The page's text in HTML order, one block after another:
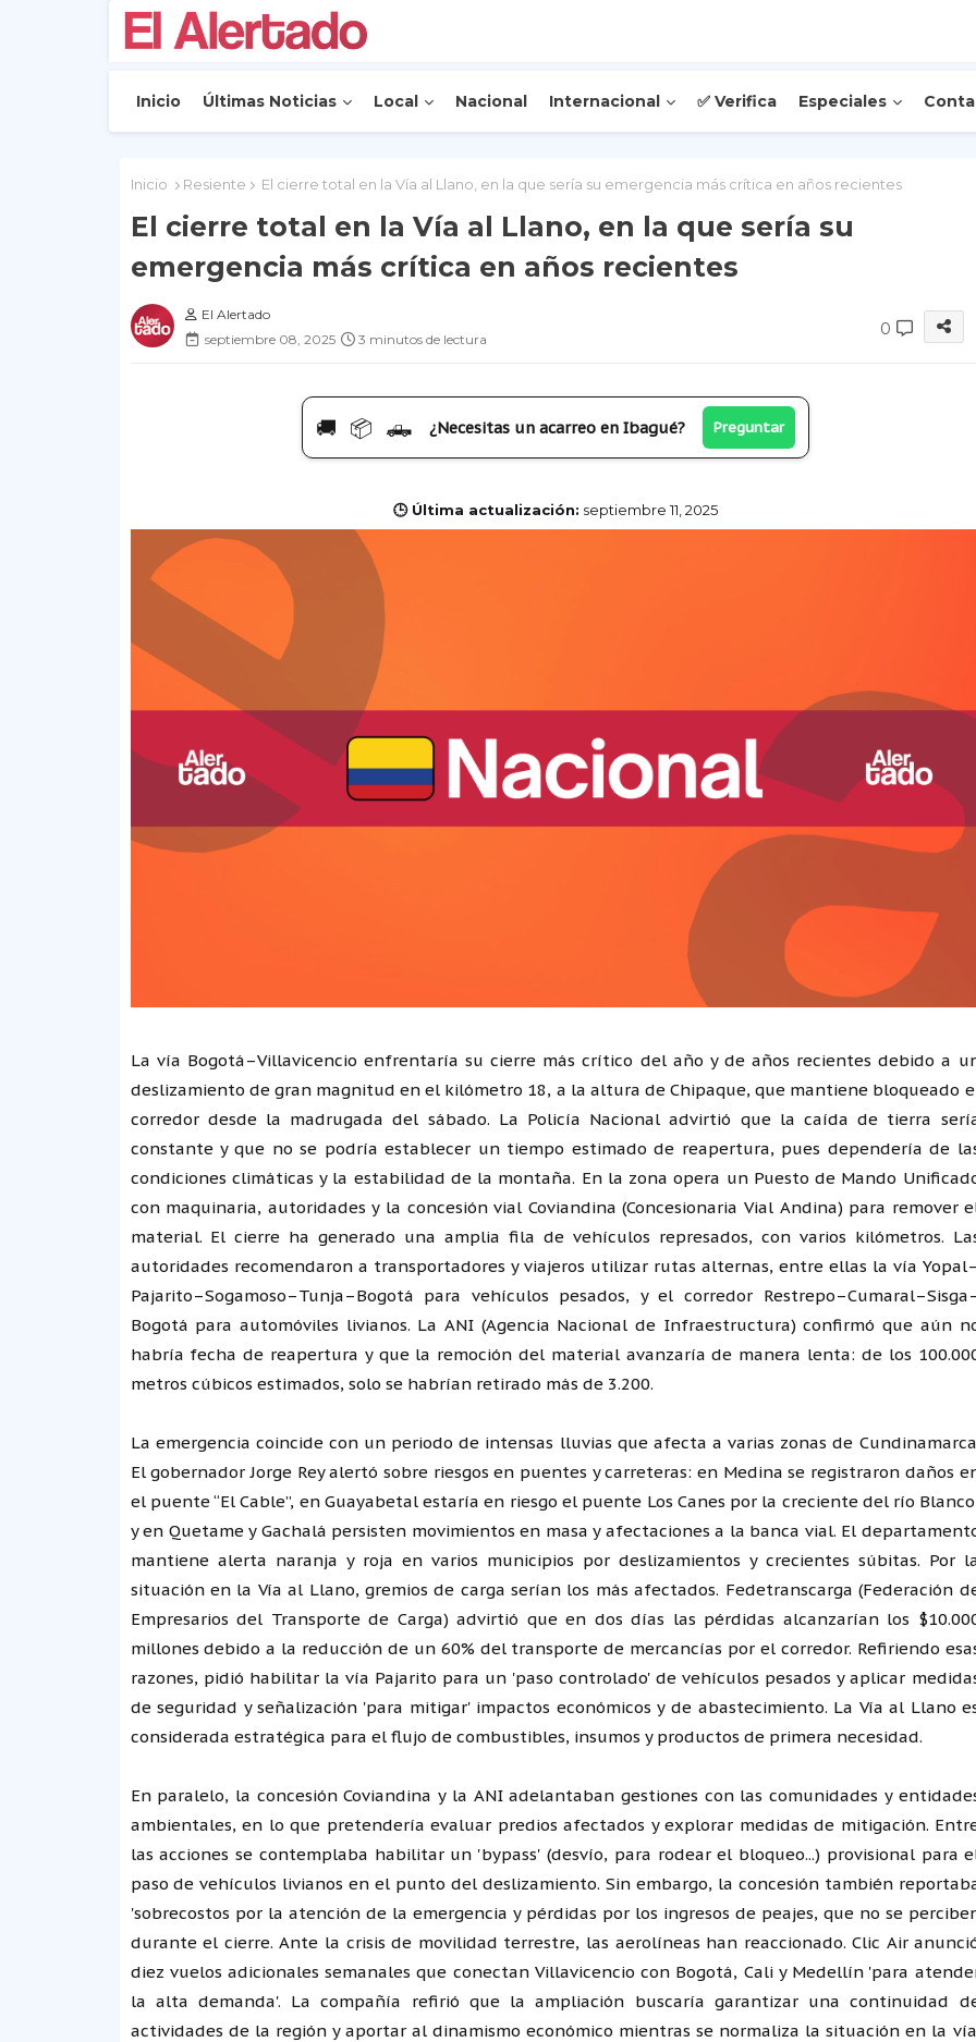
Inicio Últimas Noticias Local Nacional Internacional ✅ Verifica Especiales
Inicio Resiente El cierre total en la Vía al Llano, en la que sería su emergencia más crítica en años recientes
El cierre total en la Vía al Llano, en la que sería su
emergencia más crítica en años recientes
El Alertado
septiembre 08, 2025
3 minutos de lectura
0
🚚 📦 🛻 ¿Necesitas un acarreo en Ibagué? Preguntar
🕒 Última actualización: septiembre 11, 2025
La vía Bogotá–Villavicencio enfrentaría su cierre más crítico del año y de años recientes debido a
deslizamiento de gran magnitud en el kilómetro 18, a la altura de Chipaque, que mantiene bloqueado
corredor desde la madrugada del sábado. La Policía Nacional advirtió que la caída de tierra
constante y que no se podría establecer un tiempo estimado de reapertura, pues dependería de
condiciones climáticas y la estabilidad de la montaña. En la zona opera un Puesto de Mando
con maquinaria, autoridades y la concesión vial Coviandina (Concesionaria Vial Andina) para remover
material. El cierre ha generado una amplia fila de vehículos represados, con varios kilómetros.
autoridades recomendaron a transportadores y viajeros utilizar rutas alternas, entre ellas la vía Yopal–
Pajarito–Sogamoso–Tunja–Bogotá para vehículos pesados, y el corredor
Bogotá para automóviles livianos. La ANI (Agencia Nacional de Infraestructura) confirmó que aún
habría fecha de reapertura y que la remoción del material avanzaría de manera lenta: de los
metros cúbicos estimados, solo se habrían retirado más de 3.200.
La emergencia coincide con un periodo de intensas lluvias que afecta a varias zonas de
El gobernador Jorge Rey alertó sobre riesgos en puentes y carreteras: en Medina se registraron daños
el puente “El Cable”, en Guayabetal estaría en riesgo el puente Los Canes por la creciente del río
y en Quetame y Gachalá persisten movimientos en masa y afectaciones a la banca vial. El
mantiene alerta naranja y roja en varios municipios por deslizamientos y crecientes súbitas. Por
situación en la Vía al Llano, gremios de carga serían los más afectados. Fedetranscarga (Federación
Empresarios del Transporte de Carga) advirtió que en dos días las pérdidas alcanzarían los
millones debido a la reducción de un 60% del transporte de mercancías por el corredor. Refiriendo
razones, pidió habilitar la vía Pajarito para un 'paso controlado' de vehículos pesados y aplicar
de seguridad y señalización 'para mitigar' impactos económicos y de abastecimiento. La Vía al Llano
considerada estratégica para el flujo de combustibles, insumos y productos de primera necesidad.
En paralelo, la concesión Coviandina y la ANI adelantaban gestiones con las comunidades y
ambientales, en lo que pretendería evaluar predios afectados y explorar medidas de mitigación.
las acciones se contemplaba habilitar un 'bypass' (desvío, para rodear el bloqueo...) provisional para
paso de vehículos livianos en el punto del deslizamiento. Sin embargo, la concesión también
'sobrecostos por la atención de la emergencia y pérdidas por los ingresos de peajes, que no se
durante el cierre. Ante la crisis de movilidad terrestre, las aerolíneas han reaccionado. Clic Air
diez vuelos adicionales semanales que conectan Villavicencio con Bogotá, Cali y Medellín 'para
la alta demanda'. La compañía refirió que la ampliación buscaría garantizar una continuidad
actividades de la región y aportar al dinamismo económico mientras se normaliza la situación en la